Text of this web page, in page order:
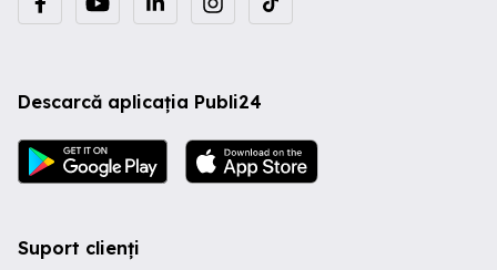
Descarcă aplicația Publi24
Suport clienți